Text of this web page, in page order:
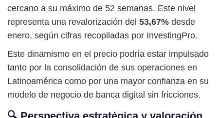
cercano a su máximo de 52 semanas. Este nivel
representa una revalorización del 53,67% desde
enero, según cifras recopiladas por InvestingPro.
Este dinamismo en el precio podría estar impulsado
tanto por la consolidación de sus operaciones en
Latinoamérica como por una mayor confianza en su
modelo de negocio de banca digital sin fricciones.
🔍 Perspectiva estratégica y valoración